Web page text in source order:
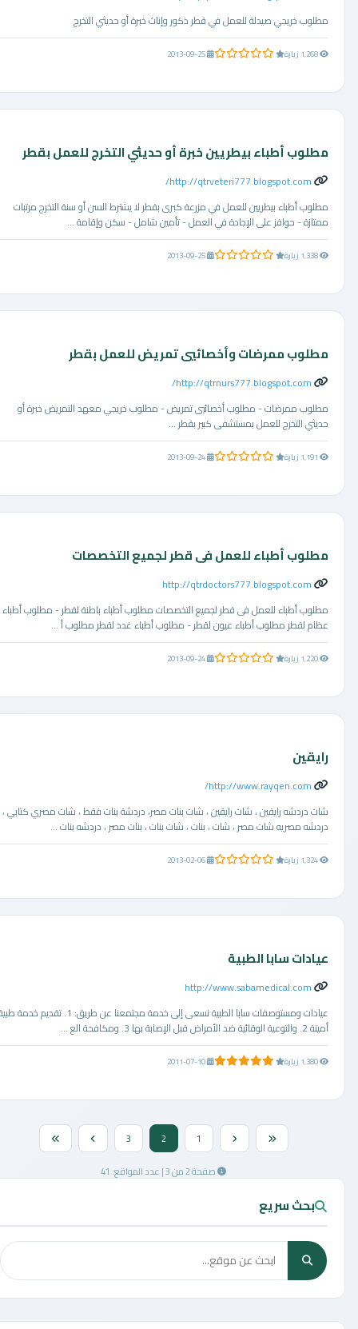
مطلوب خريجي صيدلة للعمل في قطر ذكور وإناث خبرة أو حديثي التخرج
0.0 من 5 نجوم 2013-09-25
مطلوب أطباء بيطريين خبرة أو حديثي التخرج للعمل بقطر
http://qtrveteri777.blogspot.com/
مطلوب أطباء بيطريين للعمل في مزرعة كبرى بقطر لا يشترط السن أو سنة التخرج مرتبات
ممتازة - حوافز على الإجادة في العمل - تأمين شامل - سكن وإقامة ...
0.0 من 5 نجوم 2013-09-25
مطلوب ممرضات وأخصائيي تمريض للعمل بقطر
http://qtrnurs777.blogspot.com/
مطلوب ممرضات - مطلوب أخصائيي تمريض - مطلوب خريجي معهد التمريض خبرة أو
حديثي التخرج للعمل بمستشفى كبير بقطر ...
0.0 من 5 نجوم 2013-09-24
مطلوب أطباء للعمل فى قطر لجميع التخصصات
http://qtrdoctors777.blogspot.com
مطلوب أطباء للعمل فى قطر لجميع التخصصات مطلوب أطباء باطنة لقطر - مطلوب أطباء
عظام لقطر مطلوب أطباء عيون لقطر - مطلوب أطباء غدد لقطر مطلوب أ ...
0.0 من 5 نجوم 2013-09-24
رايقين
http://www.rayqen.com/
شات دردشه رايقين ، شات رايقين ، شات بنات مصر، دردشة بنات فقط ، شات مصري كتابي ،
دردشه مصريه شات مصر ، شات ، بنات ، شات بنات ، بنات مصر ، دردشه بنات ...
0.0 من 5 نجوم 2013-02-06
عيادات سابا الطبية
http://www.sabamedical.com
عيادات ومستوصفات سابا الطبية نسعى إلى خدمة مجتمعنا عن طريق: 1. تقديم خدمة طبية
أمينة 2. والتوعية الوقائية ضد الأمراض قبل الإصابة بها 3. ومكافحة الع ...
9.0 من 5 نجوم 2011-07-10
صفحة 2 من 3 | عدد المواقع: 41
بحث سريع